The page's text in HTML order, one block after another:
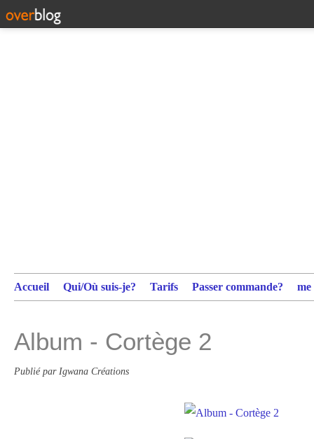
Accueil Qui/Où suis-je? Tarifs Passer commande?
Album - Cortège 2
Publié par Igwana Créations